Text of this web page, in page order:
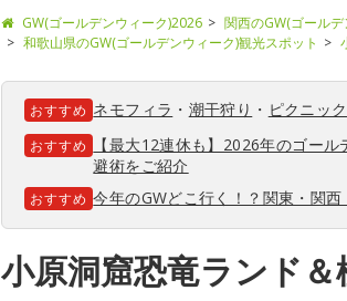
GW(ゴールデンウィーク)2026 関西のGW(ゴール
和歌山県のGW(ゴールデンウィーク)観光スポット
おすすめ ネモフィラ ・ 潮干狩り ・ ピクニック
おすすめ
【最大12連休も】2026年のゴー
避術をご紹介
おすすめ 今年のGWどこ行く！？関東・関
小原洞窟恐竜ランド